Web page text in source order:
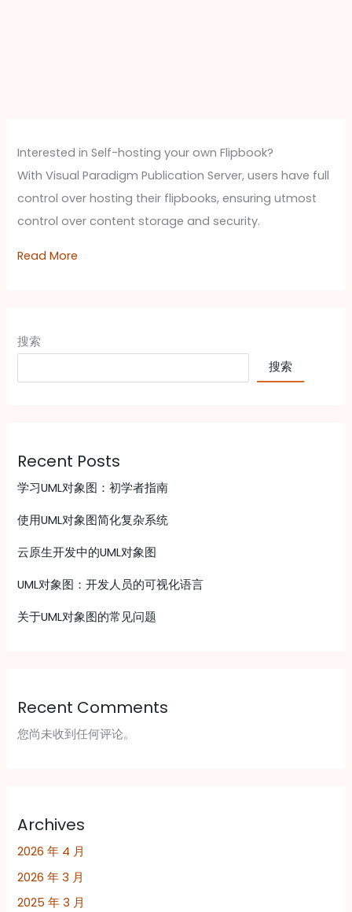
Interested in Self-hosting your own Flipbook?
With Visual Paradigm Publication Server, users have full
control over hosting their flipbooks, ensuring utmost
control over content storage and security.
Read More
搜索
搜索
Recent Posts
学习UML对象图：初学者指南
使用UML对象图简化复杂系统
云原生开发中的UML对象图
UML对象图：开发人员的可视化语言
关于UML对象图的常见问题
Recent Comments
您尚未收到任何评论。
Archives
2026 年 4 月
2026 年 3 月
2025 年 3 月